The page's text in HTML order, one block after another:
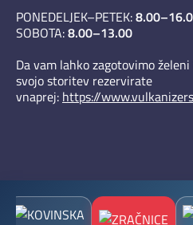
PONEDELJEK–PETEK:
SOBOTA:8.00–13.00
Da vam lahko zagotovimo
svojo storitev rezervirate
vnaprej: https://